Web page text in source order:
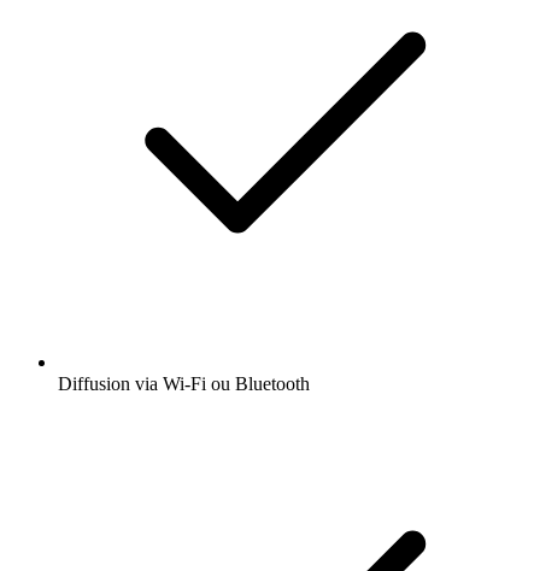
Diffusion via Wi-Fi ou Bluetooth